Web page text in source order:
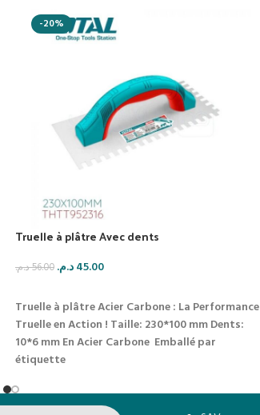
-20%
Truelle à plâtre Avec dents
56.00د.م. 45.00د.م.
Truelle à plâtre Acier Carbone : La Performance
Truelle en Action ! Taille: 230*100 mmDents:
10*6 mmEn Acier Carbone Emballé par
étiquette